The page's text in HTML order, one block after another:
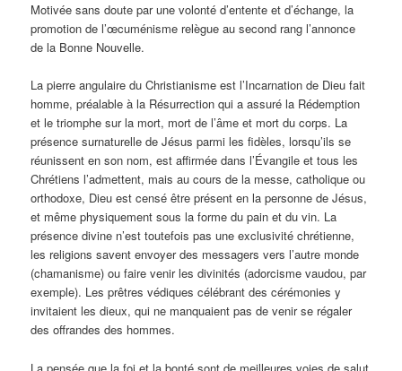
Motivée sans doute par une volonté d’entente et d’échange, la
promotion de l’œcuménisme relègue au second rang l’annonce
de la Bonne Nouvelle.
La pierre angulaire du Christianisme est l’Incarnation de Dieu fait
homme, préalable à la Résurrection qui a assuré la Rédemption
et le triomphe sur la mort, mort de l’âme et mort du corps. La
présence surnaturelle de Jésus parmi les fidèles, lorsqu’ils se
réunissent en son nom, est affirmée dans l’Évangile et tous les
Chrétiens l’admettent, mais au cours de la messe, catholique ou
orthodoxe, Dieu est censé être présent en la personne de Jésus,
et même physiquement sous la forme du pain et du vin. La
présence divine n’est toutefois pas une exclusivité chrétienne,
les religions savent envoyer des messagers vers l’autre monde
(chamanisme) ou faire venir les divinités (adorcisme vaudou, par
exemple). Les prêtres védiques célébrant des cérémonies y
invitaient les dieux, qui ne manquaient pas de venir se régaler
des offrandes des hommes.
La pensée que la foi et la bonté sont de meilleures voies de salut